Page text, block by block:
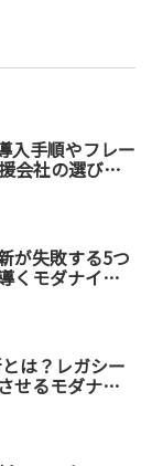
入手順やフレー
会社の選び方
が失敗する5つ
くモダナイゼ
は？レガシー
せるモダナイ